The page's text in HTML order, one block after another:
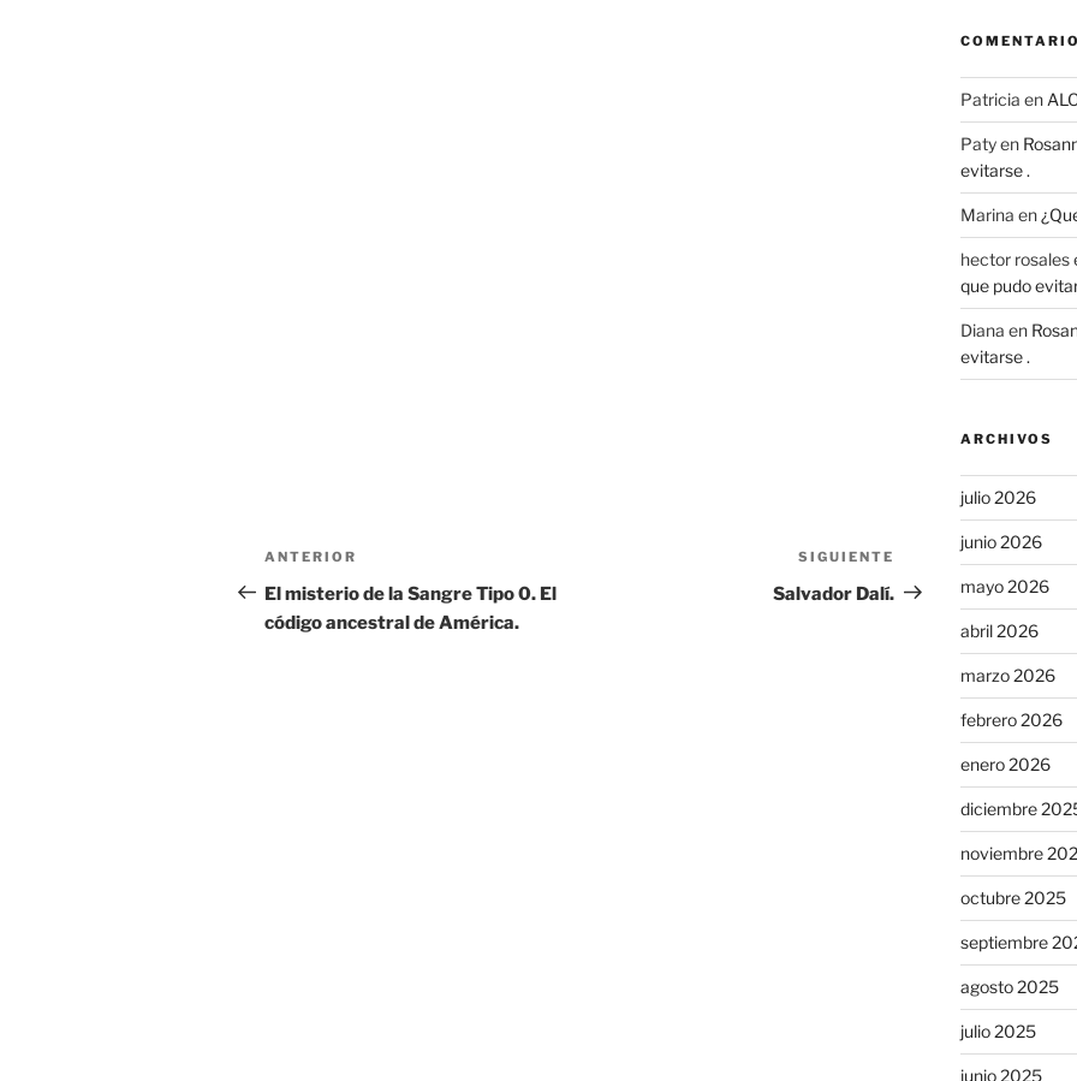
Navegación
de
entradas
Entrada
anterior:
ANTERIOR
El misterio de la Sangre Tipo 0. El
código ancestral de América.
Siguiente
entrada
SIGUIENTE
Salvador Dalí.
Patricia en
Patyen
evitarse .
Marina en
hector rosales
que pudo
Diana en
evitarse .
ARCHIVOS
julio 2026
junio 2026
mayo 2026
abril 2026
marzo 2026
febrero 2026
enero 2026
diciembre
noviembre
octubre 2025
septiembre
agosto 2025
julio 2025
junio 2025